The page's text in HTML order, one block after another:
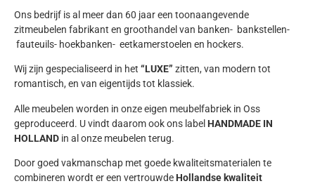
Ons bedrijf is al meer dan 60 jaar een toonaangevende
zitmeubelen fabrikant en groothandel van banken- bankstellen-
fauteuils- hoekbanken- eetkamerstoelen en hockers.
Wij zijn gespecialiseerd in het “LUXE” zitten, van modern tot
romantisch, en van eigentijds tot klassiek.
Alle meubelen worden in onze eigen meubelfabriek in Oss
geproduceerd. U vindt daarom ook ons label HANDMADE IN
HOLLAND in al onze meubelen terug.
Door goed vakmanschap met goede kwaliteitsmaterialen te
combineren wordt er een vertrouwde Hollandse kwaliteit